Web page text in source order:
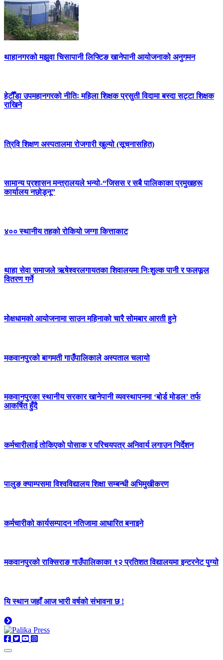
थाहानगरको मझुवा चिसापानी लिफ्टिङ खानेपानी आयोजनाको अनुगमन
हेटौँडा उपमहानगरको नीतिः महिला शिक्षक प्रसुती विदामा बस्दा सट्टा शिक्षक
राखिने
त्रिवि शिक्षण अस्पतालमा रोजगारी खुल्यो (सूचनासहित)
सामान्य प्रशासन मन्त्रालयले भन्यो-“जिसस र सबै पालिकाका प्रमुखहरू
कार्यालय नछोड्नू”
४०० स्थानीय तहको रोकियो जग्गा कित्ताकाट
थाहा सेवा समाजले ऋषेश्वरलगायतका शिवालयमा निःशुल्क पानी र फलफूल
वितरण गर्ने
मोक्षधामको आयोजनामा साउन महिनाको चारै सोमबार आरती हुने
मकवानपुरको बागमती गाउँपालिकाले अस्पताल चलायो
मकवानपुरका स्थानीय सरकार खानेपानी व्यवस्थापनमा ‘बोर्ड मोडल’ तर्फ
आकर्षित हुँदै
कर्मचारीलाई तोकिएको पोसाक र परिचयपत्र अनिवार्य लगाउन निर्देशन
पालुङ क्याम्पसमा विश्वविद्यालय शिक्षा सम्बन्धी अभिमुखीकरण
कर्मचारीको कार्यसम्पादन नतिजामा आधारित बनाइने
मकवानपुरको राक्सिराङ गाउँपालिकाका ९२ प्रतिशत विद्यालयमा इन्टरनेट पुग्यो
यि स्थान जहाँ आज भारी वर्षको संभावना छ !